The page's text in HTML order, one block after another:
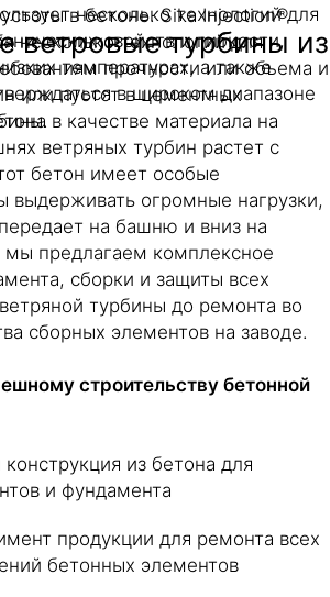
в бетоне. Sika Injection®
несколько технологий для
прочности или объема и
или пустот в цементных
несколько технологий для
свойств и гибкости,
температурах, а также
в широком диапазоне
ветровые турбины из
в качестве материала на
ветряных турбин растет с
бетон имеет особые
выдерживать огромные нагрузки,
на башню и вниз на
мы предлагаем комплексное
сборки и защиты всех
турбины до ремонта во
сборных элементов на заводе.
строительству бетонной
из бетона для
и фундамента
продукции для ремонта всех
бетонных элементов